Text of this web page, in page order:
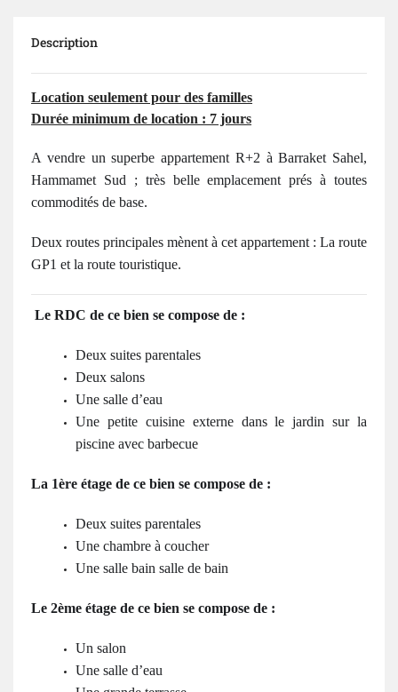
Description
Location seulement pour des familles
Durée minimum de location : 7 jours
A vendre un superbe appartement R+2 à Barraket Sahel,
Hammamet Sud ; très belle emplacement prés à toutes
commodités de base.
Deux routes principales mènent à cet appartement : La route
GP1 et la route touristique.
Le RDC de ce bien se compose de :
Deux suites parentales
Deux salons
Une salle d’eau
Une petite cuisine externe dans le jardin sur la
piscine avec barbecue
La 1ère étage de ce bien se compose de :
Deux suites parentales
Une chambre à coucher
Une salle bain salle de bain
Le 2ème étage de ce bien se compose de :
Un salon
Une salle d’eau